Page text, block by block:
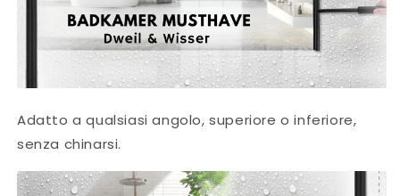
Adatto a qualsiasi angolo, superiore o inferiore,
senza chinarsi.